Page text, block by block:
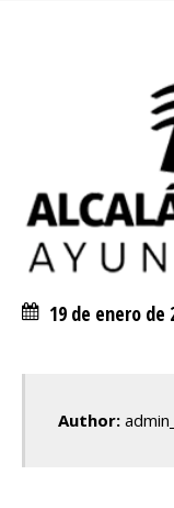
19 de enero de
Author: